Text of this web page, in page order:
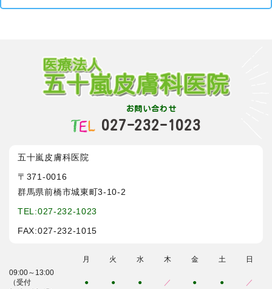
お問い合わせ
027-232-1023
五十嵐皮膚科医院
〒371-0016
群馬県前橋市城東町3-10-2
TEL:027-232-1023
FAX:027-232-1015
月 火 水 木 金 土
日
09:00～13:00
（受付
● ● ● ／ ● ● ／